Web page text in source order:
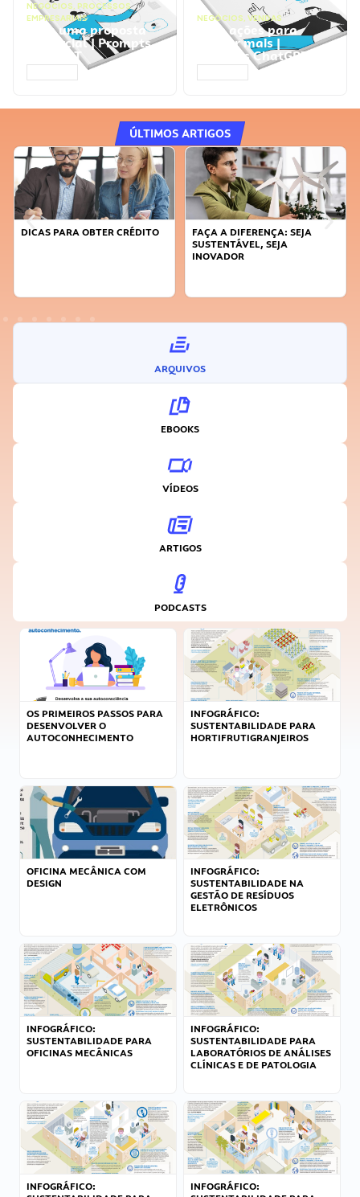
NEGÓCIOS, PROCESSOS
EMPRESARIAIS
Faça uma proposta
comercial | Prompts
ChatGPT
NEGÓCIOS, VENDAS
Faça ações para
vender mais |
Prompts ChatGPT
ÚLTIMOS ARTIGOS
DICAS PARA OBTER CRÉDITO
FAÇA A DIFERENÇA: SEJA
SUSTENTÁVEL, SEJA
INOVADOR
ARQUIVOS
EBOOKS
VÍDEOS
ARTIGOS
PODCASTS
OS PRIMEIROS PASSOS PARA
DESENVOLVER O
AUTOCONHECIMENTO
INFOGRÁFICO:
SUSTENTABILIDADE PARA
HORTIFRUTIGRANJEIROS
OFICINA MECÂNICA COM
DESIGN
INFOGRÁFICO:
SUSTENTABILIDADE NA
GESTÃO DE RESÍDUOS
ELETRÔNICOS
INFOGRÁFICO:
SUSTENTABILIDADE PARA
OFICINAS MECÂNICAS
INFOGRÁFICO:
SUSTENTABILIDADE PARA
LABORATÓRIOS DE ANÁLISES
CLÍNICAS E DE PATOLOGIA
INFOGRÁFICO:
INFOGRÁFICO: